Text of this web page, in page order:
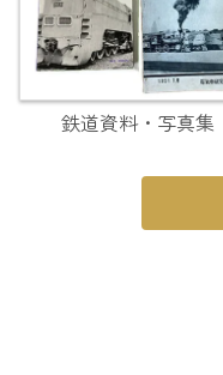
鉄道資料・写真集